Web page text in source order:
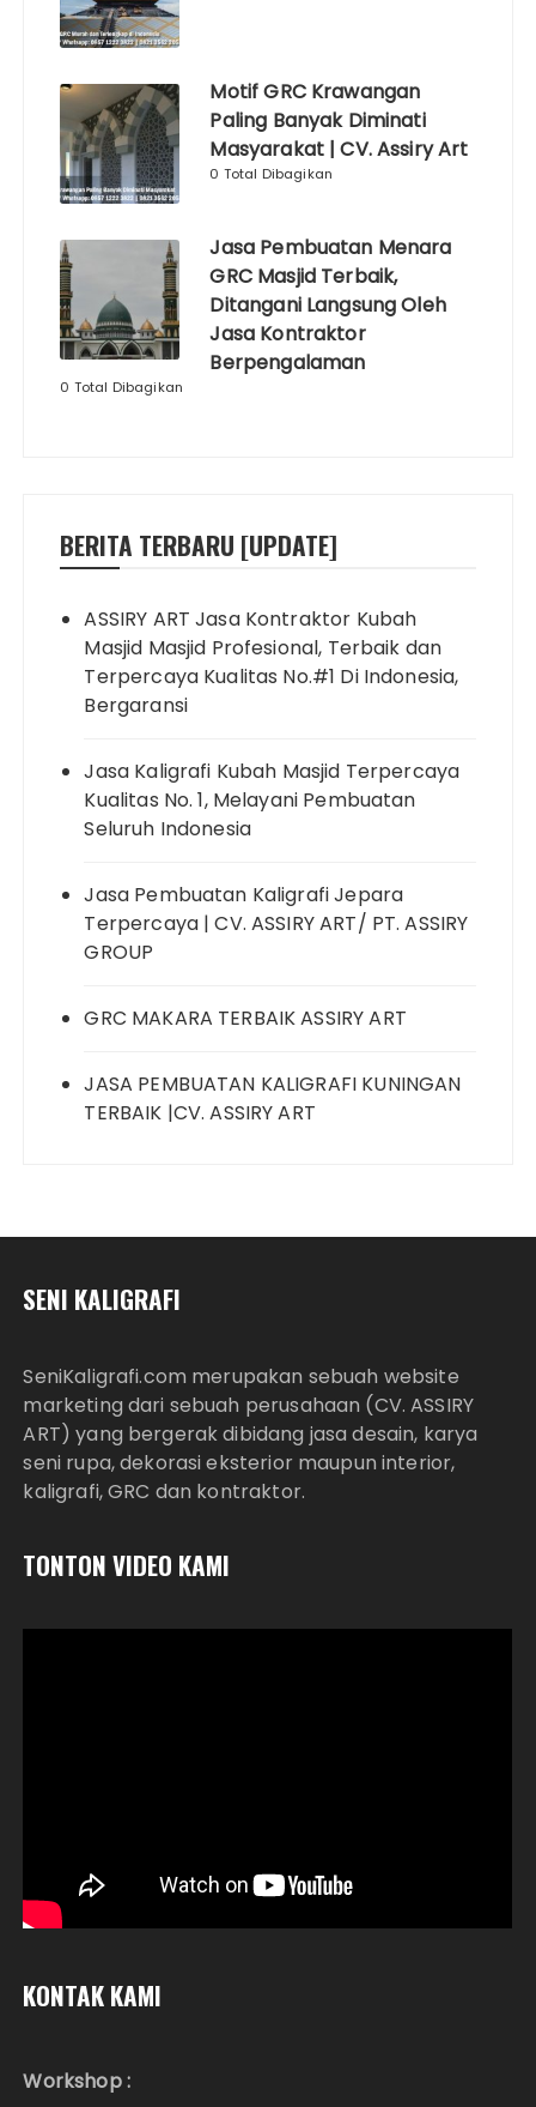
Motif GRC Krawangan
Paling Banyak Diminati
Masyarakat | CV. Assiry Art
0 Total Dibagikan
Jasa Pembuatan Menara
GRC Masjid Terbaik,
Ditangani Langsung Oleh
Jasa Kontraktor
Berpengalaman
0 Total Dibagikan
BERITA TERBARU [UPDATE]
ASSIRY ART Jasa Kontraktor Kubah
Masjid Masjid Profesional, Terbaik dan
Terpercaya Kualitas No.#1 Di Indonesia,
Bergaransi
Jasa Kaligrafi Kubah Masjid Terpercaya
Kualitas No. 1, Melayani Pembuatan
Seluruh Indonesia
Jasa Pembuatan Kaligrafi Jepara
Terpercaya | CV. ASSIRY ART/ PT. ASSIRY
GROUP
GRC MAKARA TERBAIK ASSIRY ART
JASA PEMBUATAN KALIGRAFI KUNINGAN
TERBAIK |CV. ASSIRY ART
SENI KALIGRAFI
SeniKaligrafi.com merupakan sebuah website
marketing dari sebuah perusahaan (CV. ASSIRY
ART) yang bergerak dibidang jasa desain, karya
seni rupa, dekorasi eksterior maupun interior,
kaligrafi, GRC dan kontraktor.
TONTON VIDEO KAMI
KONTAK KAMI
Workshop :